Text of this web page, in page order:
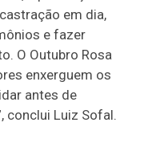
em dia,
e fazer
O Outubro Rosa
enxerguem os
antes de
conclui Luiz Sofal.